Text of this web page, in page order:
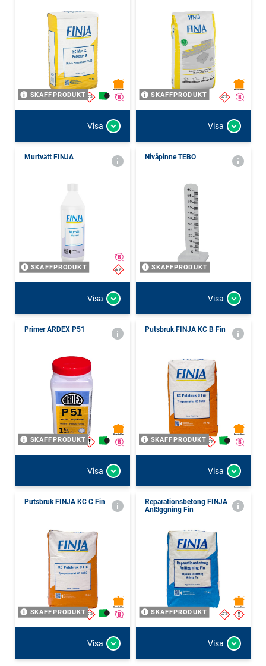
SKAFFPRODUKT
Visa
SKAFFPRODUKT
Visa
Murtvätt FINJA
SKAFFPRODUKT
Visa
Nivåpinne TEBO
SKAFFPRODUKT
Visa
Primer ARDEX P51
SKAFFPRODUKT
Visa
Putsbruk FINJA KC B Fin
SKAFFPRODUKT
Visa
Putsbruk FINJA KC C Fin
SKAFFPRODUKT
Visa
Reparationsbetong FINJA
Anläggning Fin
SKAFFPRODUKT
Visa